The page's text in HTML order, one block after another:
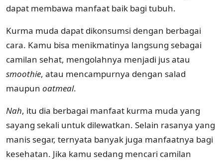
dapat membawa manfaat baik bagi tubuh.
Kurma muda dapat dikonsumsi dengan berbagai
cara. Kamu bisa menikmatinya langsung sebagai
camilan sehat, mengolahnya menjadi jus atau
smoothie, atau mencampurnya dengan salad
maupun oatmeal.
Nah, itu dia berbagai manfaat kurma muda yang
sayang sekali untuk dilewatkan. Selain rasanya yang
manis segar, ternyata banyak juga manfaatnya bagi
kesehatan. Jika kamu sedang mencari camilan